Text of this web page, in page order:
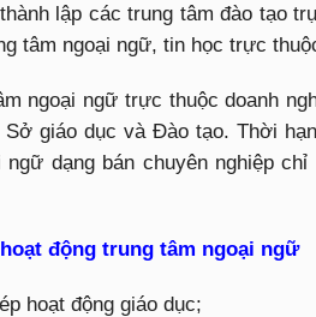
lập các trung tâm đào tạo
tâm ngoại ngữ, tin học trực
ngoại ngữ trực thuộc doanh
giáo dục và Đào tạo. Thời
ngữ dạng bán chuyên nghiệp
động trung tâm ngoại ngữ
hoạt động giáo dục;